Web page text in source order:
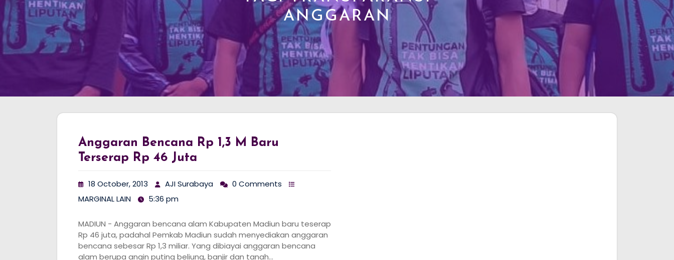
ANGGARAN
Anggaran Bencana Rp 1,3 M Baru
Terserap Rp 46 Juta
18 October, 2013 AJI Surabaya
0 Comments
MARGINAL LAIN
5:36 pm
MADIUN - Anggaran bencana alam Kabupaten Madiun baru teserap
Rp 46 juta, padahal Pemkab Madiun sudah menyediakan anggaran
bencana sebesar Rp 1,3 miliar. Yang dibiayai anggaran bencana
alam berupa angin puting beliung, banjir dan tanah…